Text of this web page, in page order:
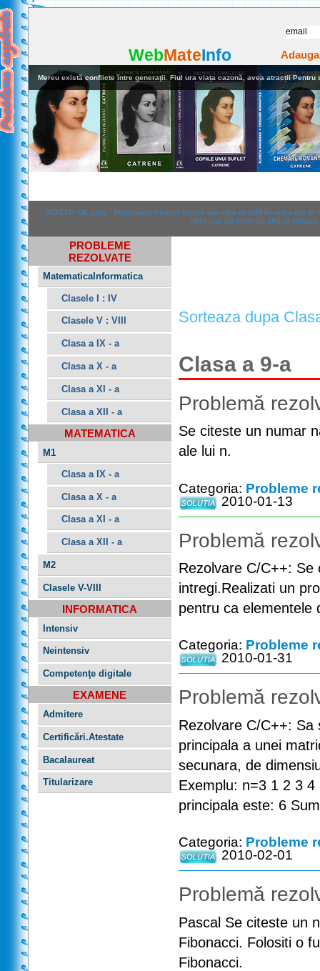
WebMateInfo
Mereu există conflicte între generaţii. Fiul ura viața cazonă, avea atracții
MOTTO-UL zilei:" Matematica într-o formă sau alta se află în orice act
cifre sau cu litere se află in fiecare
PROBLEME
REZOLVATE
MatematicaInformatica
Clasele I : IV
Clasele V : VIII
Clasa a IX - a
Clasa a X - a
Clasa a XI - a
Clasa a XII - a
MATEMATICA
M1
Clasa a IX - a
Clasa a X - a
Clasa a XI - a
Clasa a XII - a
M2
Clasele V-VIII
INFORMATICA
Intensiv
Neintensiv
Competenţe digitale
EXAMENE
Admitere
Certificări.Atestate
Bacalaureat
Titularizare
Sorteaza dupa
Clasa a 9-a
Problemă
Se citeste un numar
ale lui n.
Categoria: Probleme
2010-01-13
Problemă
Rezolvare C/C++:
intregi.Realizati un
pentru ca elementele
Categoria: Probleme
2010-01-31
Problemă
Rezolvare C/C++: Sa
principala a unei
secunara, de
Exemplu: n=3 1 2 3
principala este: 6
Categoria: Probleme
2010-02-01
Problemă
Pascal Se citeste un
Fibonacci. Folositi o
Fibonacci.